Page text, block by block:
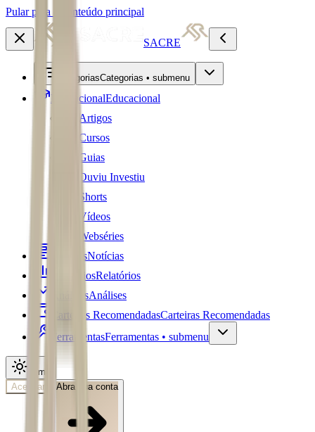
Pular para o conteúdo principal
SACRE
CategoriasCategorias • submenu
EducacionalEducacional
Artigos
Cursos
Guias
Ouviu Investiu
Shorts
Vídeos
Webséries
NotíciasNotícias
RelatóriosRelatórios
AnálisesAnálises
Carteiras RecomendadasCarteiras Recomendadas
FerramentasFerramentas • submenu
Tema
Acessar
Abra sua conta